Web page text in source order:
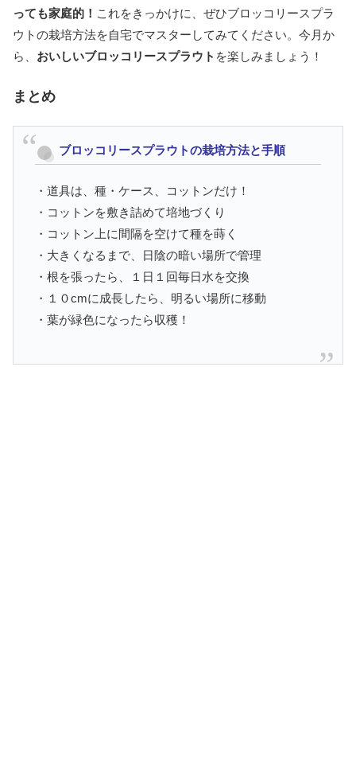
っても家庭的！ これをきっかけに、ぜひブロッコリースプラ
ウトの栽培方法を自宅でマスターしてみてください。今月か
ら、 おいしいブロッコリースプラウト を楽しみましょう！
まとめ
ブロッコリースプラウトの栽培方法と手順
・道具は、種・ケース、コットンだけ！
・コットンを敷き詰めて培地づくり
・コットン上に間隔を空けて種を蒔く
・大きくなるまで、日陰の暗い場所で管理
・根を張ったら、１日１回毎日水を交換
・１０cmに成長したら、明るい場所に移動
・葉が緑色になったら収穫！